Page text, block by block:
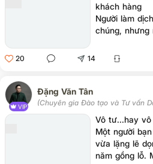
khách hàng
Người làm
chúng, nhưng
toàn có thể
20 14
VIP
Đặng Văn Tân
(Chuyên gia Đào tạo và Tư vấn
Chủ tịch Học viện Tân Trí)
Vô tư...hay vô
Một người
vừa lặng lẽ
năm gồng lỗ.